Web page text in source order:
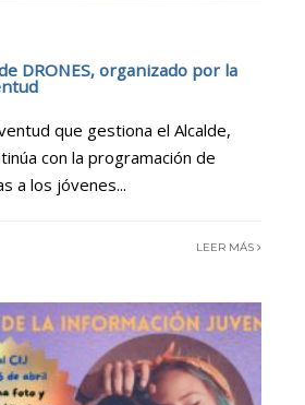
DRONES, organizado por la
que gestiona el Alcalde,
con la programación de
a los jóvenes...
LEER MÁS